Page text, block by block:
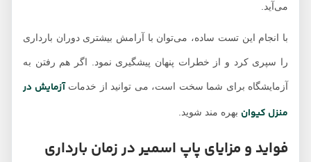
می‌آید.
با انجام این تست ساده، می‌توان با آرامش بیشتری دوران بارداری
را سپری کرد و از خطرات پنهان پیشگیری نمود. اگر هم رفتن به
آزمایشگاه برای شما سخت است، می توانید از خدماتآزمایش در
منزل کیوانبهره مند شوید.
فواید و مزایای پاپ اسمیر در زمان بارداری